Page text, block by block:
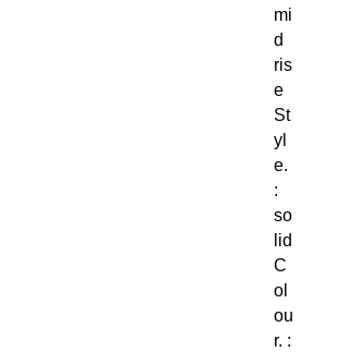
mi
d
ris
e
St
yl
e.
:
so
lid
C
ol
ou
r. :